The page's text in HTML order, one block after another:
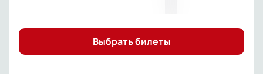
знаменитом королевстве Африки и стать частью
этого незабываемого приключения.
Выбрать билеты